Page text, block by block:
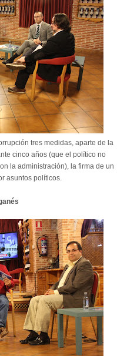
tres medidas, aparte de la
cinco años (que el político no
la administración), la firma de un
asuntos políticos.